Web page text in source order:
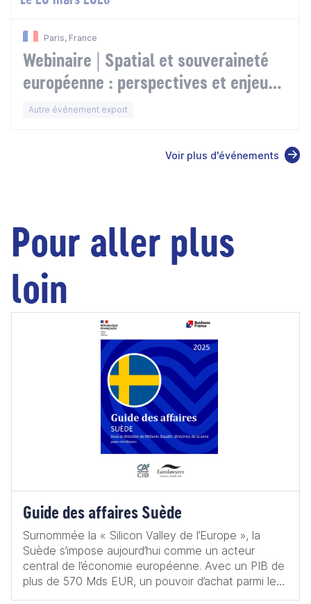
Paris, France
Webinaire | Spatial et souveraineté
européenne : perspectives et enjeux
dans les Nordiques
Autre événement export
Voir plus d'événements
Pour aller plus
loin
Guide des affaires Suède
Surnommée la « Silicon Valley de l’Europe », la
Suède s’impose aujourd’hui comme un acteur
central de l’économie européenne. Avec un PIB de
plus de 570 Mds EUR, un pouvoir d’achat parmi les
plus élevés du continent et une économie